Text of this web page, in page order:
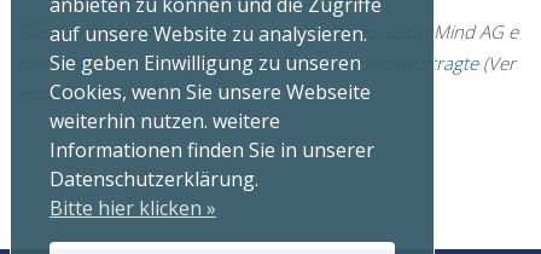
auf unsere Website zu analysieren.
Sie geben Einwilligung zu unseren
Cookies, wenn Sie unsere Webseite
weiterhin nutzen. weitere
Informationen finden Sie in unserer
Datenschutzerklärung.
Bitte hier klicken »
Die Datenschutzerklärung wurde mithilfe der activeMind AG e
rstellt, den Experten fürexterne Datenschutzbeauftragte(Ver
sion #2019-04-10).